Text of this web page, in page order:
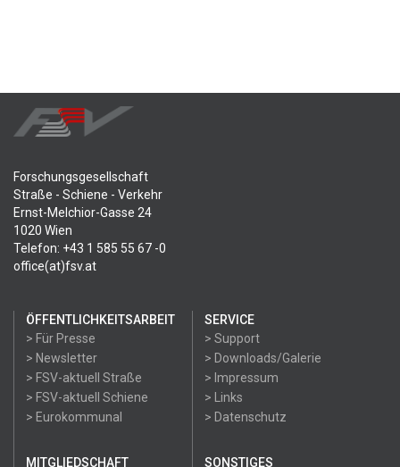
Forschungsgesellschaft
Straße - Schiene - Verkehr
Ernst-Melchior-Gasse 24
1020 Wien
Telefon: +43 1 585 55 67 -0
office(at)fsv.at
ÖFFENTLICHKEITSARBEIT
> Für Presse
> Newsletter
> FSV-aktuell Straße
> FSV-aktuell Schiene
> Eurokommunal
SERVICE
> Support
> Downloads/Galerie
> Impressum
> Links
> Datenschutz
MITGLIEDSCHAFT SONSTIGES